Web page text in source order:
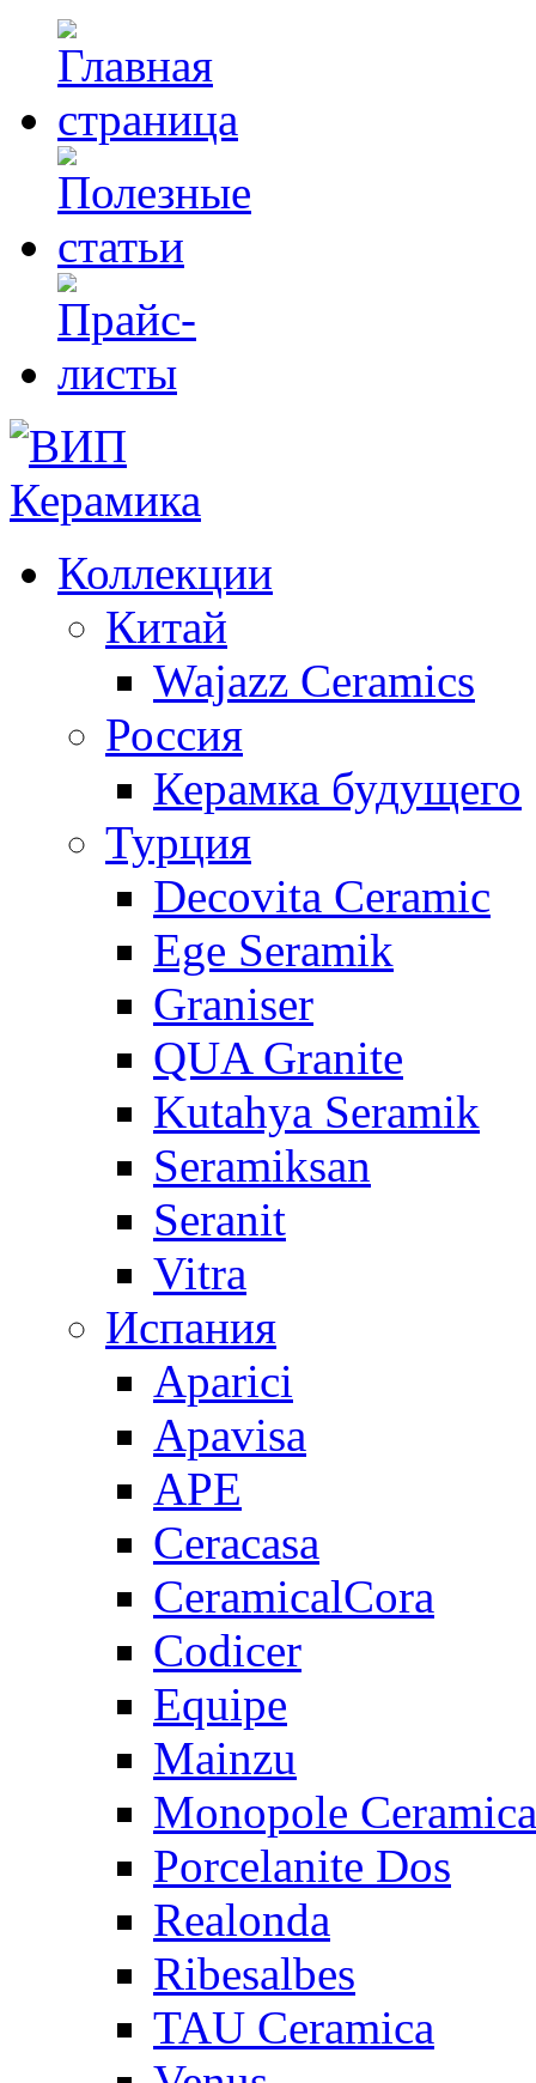
Коллекции
Китай
Wajazz Ceramics
Россия
Керамка будущего
Турция
Decovita Ceramic
Ege Seramik
Graniser
QUA Granite
Kutahya Seramik
Seramiksan
Seranit
Vitra
Испания
Aparici
Apavisa
APE
Ceracasa
CeramicalCora
Codicer
Equipe
Mainzu
Monopole Ceramica
Porcelanite Dos
Realonda
Ribesalbes
TAU Ceramica